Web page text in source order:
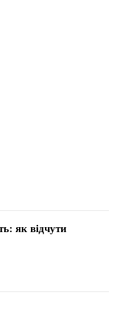
як відчути